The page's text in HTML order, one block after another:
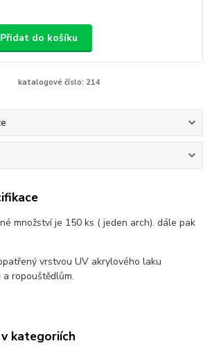
Přidat do košíku
katalogové číslo: 214
množství je 150 ks ( jeden arch). dále pak
vrstvou UV akrylového laku
ropouštědlům.
kategoriích